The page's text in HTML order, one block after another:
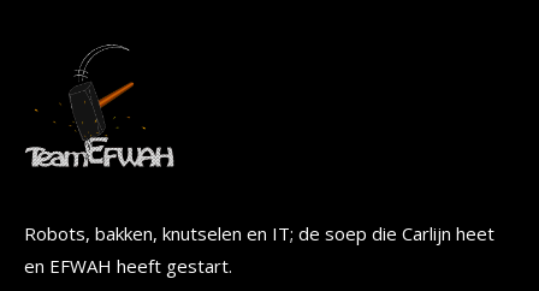
Robots, bakken, knutselen en IT; de soep die Carlijn heet
en EFWAH heeft gestart.